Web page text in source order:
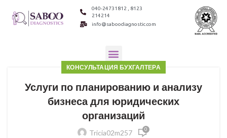
040-24731812 , 8123
214214
info@saboodiagnostic.com
КОНСУЛЬТАЦИЯ БУХГАЛТЕРА
Услуги по планированию и анализу
бизнеса для юридических
организаций
Tricia02m257 0